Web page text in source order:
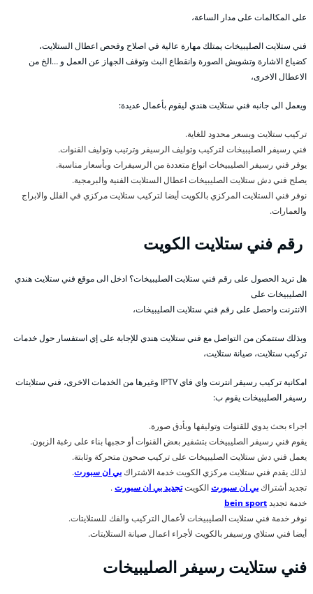
على المكالمات على مدار الساعة،
فني ستلايت الصليبيخات يمتلك مهارة عالية في اصلاح وفحص اعطال الستلايت،
كضياع الاشارة وتشويش الصورة وانقطاع البث وتوقف الجهاز عن العمل و …الخ من
الاعطال الاخرى،
ويعمل الى جانبه فني ستلايت هندي ليقوم بأعمال عديدة:
تركيب ستلايت وبسعر محدود للغاية.
فني رسيفر الصليبيخات لتركيب وتوليف الرسيفر وترتيب وتوليف القنوات.
يوفر فني رسيفر الصليبيخات انواع متعددة من الرسيفرات وبأسعار مناسبة.
يصلح فني دش ستلايت الصليبيخات اعطال الستلايت الفنية والبرمجية.
نوفر فني الستلايت المركزي بالكويت أيضا لتركيب ستلايت مركزي في الفلل والابراج
والعمارات.
رقم فني ستلايت الكويت
هل تريد الحصول على رقم فني ستلايت الصليبيخات؟ ادخل الى موقع فني ستلايت هندي
الصليبيخات على
الانترنت واحصل على رقم فني ستلايت الصليبيخات،
وبذلك ستتمكن من التواصل مع فني ستلايت هندي للإجابة على إي استفسار حول خدمات
تركيب ستلايت، صيانة ستلايت،
امكانية تركيب رسيفر انترنت واي فاي IPTV وغيرها من الخدمات الاخرى، فني ستلايتات
رسيفر الصليبيخات يقوم ب:
اجراء بحث يدوي للقنوات وتوليفها وبأدق صورة.
يقوم فني رسيفر الصليبيخات بتشفير بعض القنوات أو حجبها بناء على رغبة الزبون.
يعمل فني دش ستلايت الصليبيخات على تركيب صحون متحركة وثابتة.
لذلك يقدم فني ستلايت مركزي الكويت خدمة الاشتراكبي ان سبورت.
تجديد أشتراكبي ان سبورتالكويتتجديد بي ان سبورت.
خدمة تجديدbein sport
نوفر خدمة فني ستلايت الصليبيخات لأعمال التركيب والفك للستلايتات.
أيضا فني ستلاي ورسيفر بالكويت لأجراء اعمال صيانة الستلايتات.
فني ستلايت رسيفر الصليبيخات